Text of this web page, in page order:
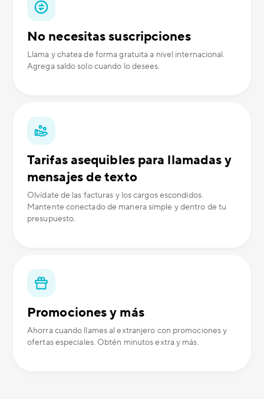
No necesitas suscripciones
Llama y chatea de forma gratuita a nivel internacional.
Agrega saldo solo cuando lo desees.
Tarifas asequibles para llamadas y
mensajes de texto
Olvídate de las facturas y los cargos escondidos.
Mantente conectado de manera simple y dentro de tu
presupuesto.
Promociones y más
Ahorra cuando llames al extranjero con promociones y
ofertas especiales. Obtén minutos extra y más.